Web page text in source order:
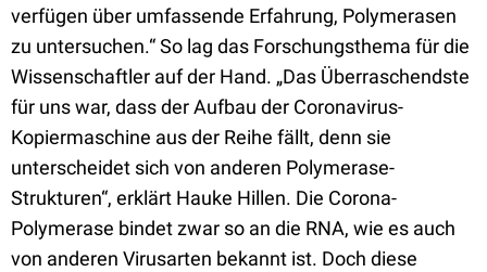
verfügen über umfassende Erfahrung, Polymerasen
zu untersuchen.“ So lag das Forschungsthema für die
Wissenschaftler auf der Hand. „Das Überraschendste
für uns war, dass der Aufbau der Coronavirus-
Kopiermaschine aus der Reihe fällt, denn sie
unterscheidet sich von anderen Polymerase-
Strukturen“, erklärt Hauke Hillen. Die Corona-
Polymerase bindet zwar so an die RNA, wie es auch
von anderen Virusarten bekannt ist. Doch diese